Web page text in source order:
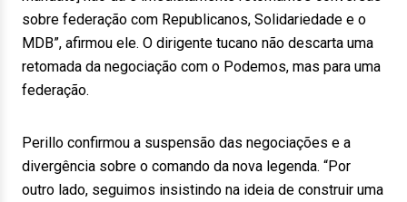
sobre federação com Republicanos, Solidariedade e o
MDB”, afirmou ele. O dirigente tucano não descarta uma
retomada da negociação com o Podemos, mas para uma
federação.
Perillo confirmou a suspensão das negociações e a
divergência sobre o comando da nova legenda. “Por
outro lado, seguimos insistindo na ideia de construir uma